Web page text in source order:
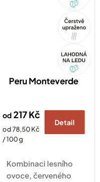
Tip
Peru Monteverde
od 217 Kč
Měrná
cena:
od 78,50 Kč
/ 100 g
Detail
Kombinaci lesního
ovoce, červeného